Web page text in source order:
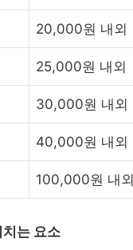
20,000원 내외
25,000원 내외
30,000원 내외
40,000원 내외
100,000원 내외
치는 요소